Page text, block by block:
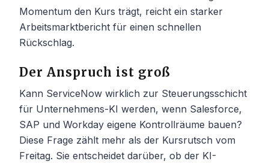
Momentum den Kurs trägt, reicht ein starker
Arbeitsmarktbericht für einen schnellen
Rückschlag.
Der Anspruch ist groß
Kann ServiceNow wirklich zur Steuerungsschicht
für Unternehmens-KI werden, wenn Salesforce,
SAP und Workday eigene Kontrollräume bauen?
Diese Frage zählt mehr als der Kursrutsch vom
Freitag. Sie entscheidet darüber, ob der KI-